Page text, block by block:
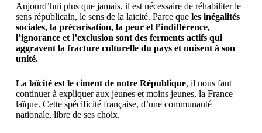
Aujourd’hui plus que jamais, il est nécessaire de réhabiliter le
sens républicain, le sens de la laïcité. Parce que les inégalités
sociales, la précarisation, la peur et l’indifférence,
l’ignorance et l’exclusion sont des ferments actifs qui
aggravent la fracture culturelle du pays et nuisent à son
unité.
La laïcité est le ciment de notre République, il nous faut
continuer à expliquer aux jeunes et moins jeunes, la France
laïque. Cette spécificité française, d’une communauté
nationale, libre de ses choix.